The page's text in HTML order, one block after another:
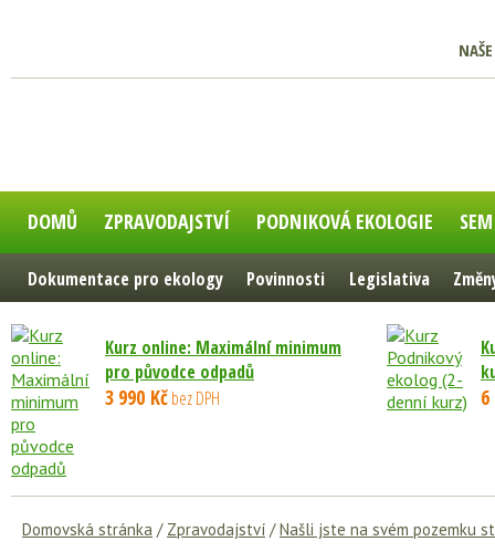
DOMŮ ZPRAVODAJSTVÍ PODNIKOVÁ EKOLOGIE
Dokumentace pro ekology Povinnosti Legislativa
Kurz online: Maximální minimum
pro původce odpadů
3 990 Kčbez DPH 6
Domovská stránka / Zpravodajství /Našli jste na svém pozemku